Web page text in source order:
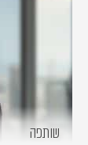
שותפה